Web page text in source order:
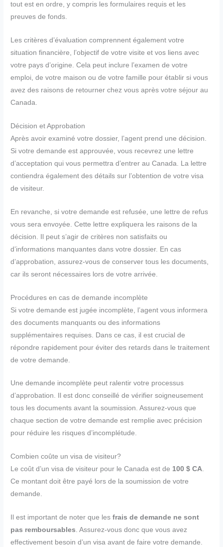
tout est en ordre, y compris les formulaires requis et les
preuves de fonds.
Les critères d’évaluation comprennent également votre
situation financière, l’objectif de votre visite et vos liens avec
votre pays d’origine. Cela peut inclure l’examen de votre
emploi, de votre maison ou de votre famille pour établir si vous
avez des raisons de retourner chez vous après votre séjour au
Canada.
Décision et Approbation
Après avoir examiné votre dossier, l’agent prend une décision.
Si votre demande est approuvée, vous recevrez une lettre
d’acceptation qui vous permettra d’entrer au Canada. La lettre
contiendra également des détails sur l’obtention de votre visa
de visiteur.
En revanche, si votre demande est refusée, une lettre de refus
vous sera envoyée. Cette lettre expliquera les raisons de la
décision. Il peut s’agir de critères non satisfaits ou
d’informations manquantes dans votre dossier. En cas
d’approbation, assurez-vous de conserver tous les documents,
car ils seront nécessaires lors de votre arrivée.
Procédures en cas de demande incomplète
Si votre demande est jugée incomplète, l’agent vous informera
des documents manquants ou des informations
supplémentaires requises. Dans ce cas, il est crucial de
répondre rapidement pour éviter des retards dans le traitement
de votre demande.
Une demande incomplète peut ralentir votre processus
d’approbation. Il est donc conseillé de vérifier soigneusement
tous les documents avant la soumission. Assurez-vous que
chaque section de votre demande est remplie avec précision
pour réduire les risques d’incomplétude.
Combien coûte un visa de visiteur?
Le coût d’un visa de visiteur pour le Canada est de 100 $ CA.
Ce montant doit être payé lors de la soumission de votre
demande.
Il est important de noter que lesfrais de demande ne sont
pas remboursables. Assurez-vous donc que vous avez
effectivement besoin d’un visa avant de faire votre demande.